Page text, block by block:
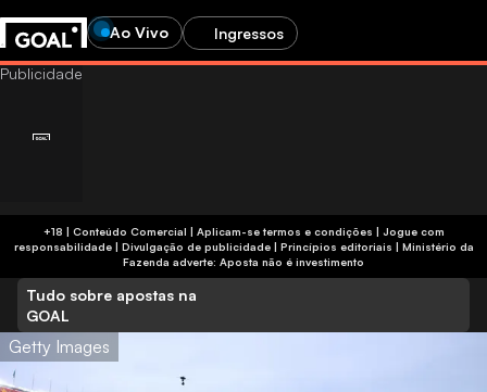
Ao Vivo Ingressos
+18 | Conteúdo Comercial | Aplicam-se termos e condições | Jogue com
responsabilidade| Divulgação de publicidade| Princípios editoriais | Ministério da
Fazenda adverte: Aposta não é investimento
Tudo sobre apostas na
GOAL
Getty Images